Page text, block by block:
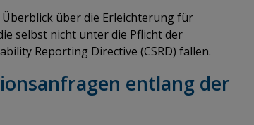
über die Erleichterung für
selbst nicht unter die Pflicht der
Reporting Directive (CSRD) fallen.
entlang der